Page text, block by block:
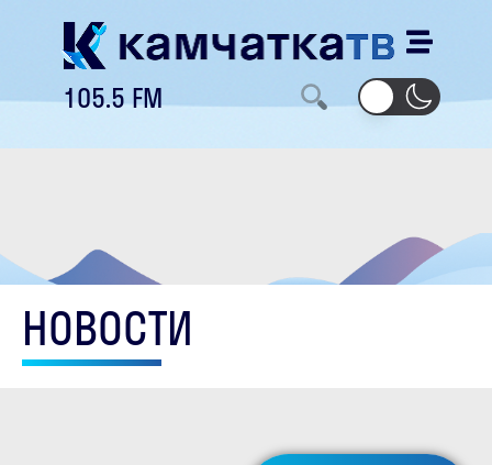
105.5 FM
НОВОСТИ